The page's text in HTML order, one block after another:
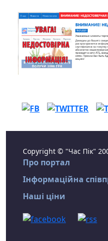
Copyright © "Час Пік"
Про портал
Інформаційна
Наші ціни